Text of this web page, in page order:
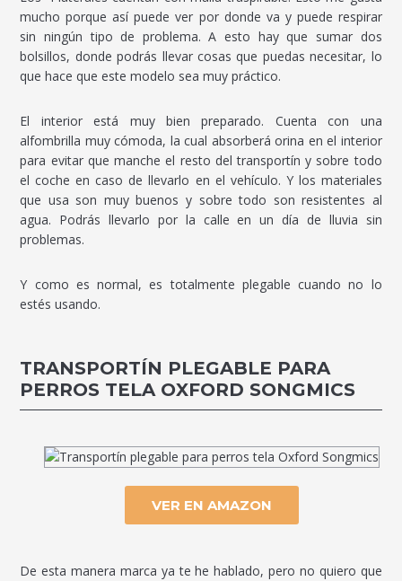
mucho porque así puede ver por donde va y puede respirar
sin ningún tipo de problema. A esto hay que sumar dos
bolsillos, donde podrás llevar cosas que puedas necesitar, lo
que hace que este modelo sea muy práctico.
El interior está muy bien preparado. Cuenta con una
alfombrilla muy cómoda, la cual absorberá orina en el interior
para evitar que manche el resto del transportín y sobre todo
el coche en caso de llevarlo en el vehículo. Y los materiales
que usa son muy buenos y sobre todo son resistentes al
agua. Podrás llevarlo por la calle en un día de lluvia sin
problemas.
Y como es normal, es totalmente plegable cuando no lo
estés usando.
TRANSPORTÍN PLEGABLE PARA
PERROS TELA OXFORD SONGMICS
VER EN AMAZON
De esta manera marca ya te he hablado, pero no quiero que